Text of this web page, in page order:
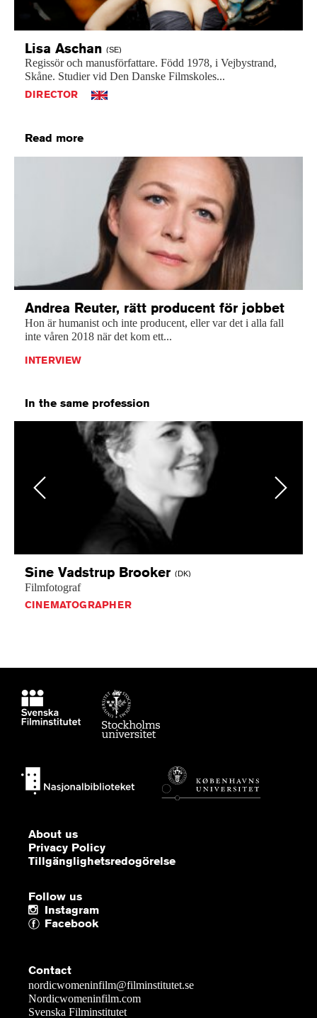
Lisa Aschan (SE)
Regissör och manusförfattare. Född 1978, i Vejbystrand,
Skåne. Studier vid Den Danske Filmskoles...
DIRECTOR
Read more
Andrea Reuter, rätt producent för jobbet
Hon är humanist och inte producent, eller var det i alla fall
inte våren 2018 när det kom ett...
INTERVIEW
In the same profession
Previous
Sine Vadstrup Brooker (DK)
Filmfotograf
CINEMATOGRAPHER
Next
About us
Privacy Policy
Tillgänglighetsredogörelse
Follow us
Instagram
Facebook
Contact
nordicwomeninfilm@filminstitutet.se
Nordicwomeninfilm.com
Svenska Filminstitutet